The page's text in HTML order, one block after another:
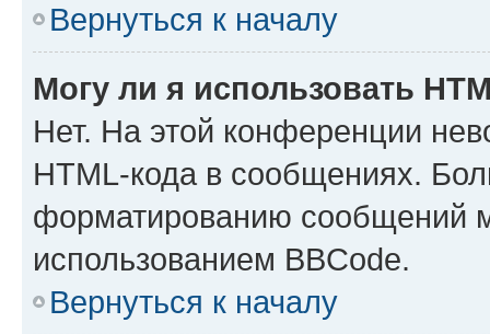
Вернуться к началу
Могу ли я использовать
Нет. На этой конференции
HTML-кода в сообщениях.
форматированию сообщений
использованием BBCode.
Вернуться к началу